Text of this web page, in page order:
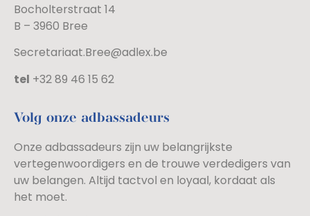
Bocholterstraat 14
B – 3960 Bree
Secretariaat.Bree@adlex.be
tel +32 89 46 15 62
Volg onze adbassadeurs
Onze adbassadeurs zijn uw belangrijkste
vertegenwoordigers en de trouwe verdedigers van
uw belangen. Altijd tactvol en loyaal, kordaat als
het moet.